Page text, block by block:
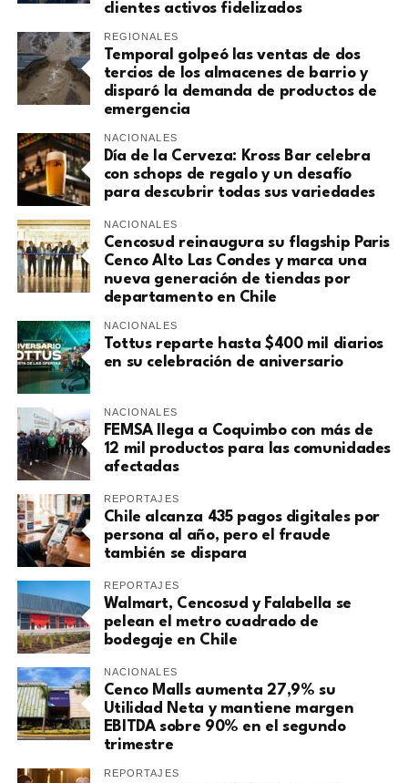
clientes activos fidelizados
REGIONALES
Temporal golpeó las ventas de dos
tercios de los almacenes de barrio y
disparó la demanda de productos de
emergencia
NACIONALES
Día de la Cerveza: Kross Bar celebra
con schops de regalo y un desafío
para descubrir todas sus variedades
NACIONALES
Cencosud reinaugura su flagship Paris
Cenco Alto Las Condes y marca una
nueva generación de tiendas por
departamento en Chile
NACIONALES
Tottus reparte hasta $400 mil diarios
en su celebración de aniversario
NACIONALES
FEMSA llega a Coquimbo con más de
12 mil productos para las comunidades
afectadas
REPORTAJES
Chile alcanza 435 pagos digitales por
persona al año, pero el fraude
también se dispara
REPORTAJES
Walmart, Cencosud y Falabella se
pelean el metro cuadrado de
bodegaje en Chile
NACIONALES
Cenco Malls aumenta 27,9% su
Utilidad Neta y mantiene margen
EBITDA sobre 90% en el segundo
trimestre
REPORTAJES